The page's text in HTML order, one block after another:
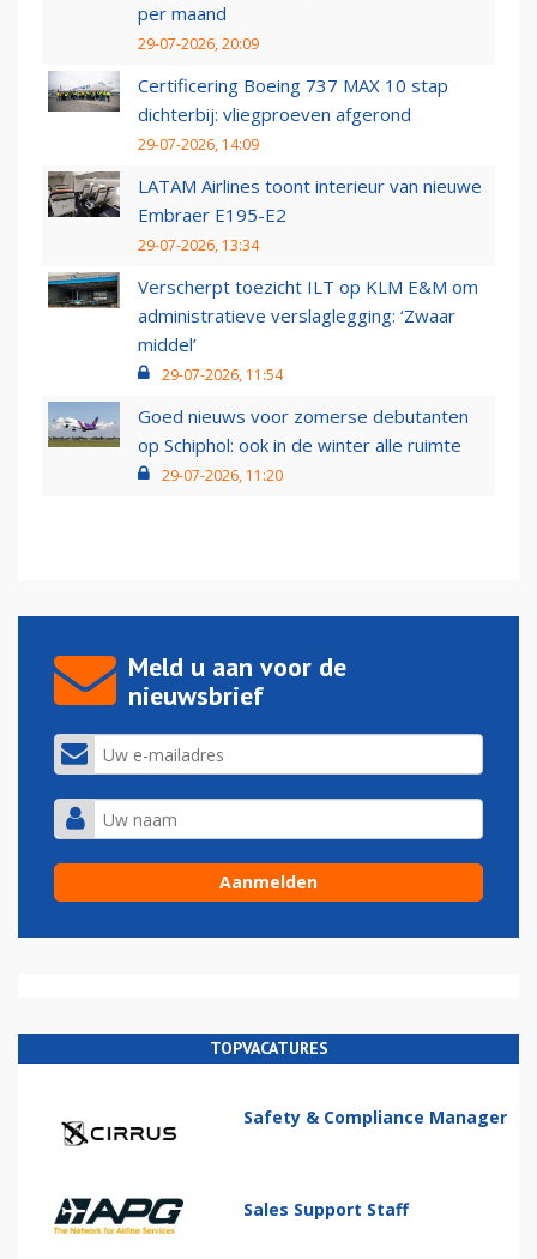
per maand
29-07-2026, 20:09
Certificering Boeing 737 MAX 10 stap
dichterbij: vliegproeven afgerond
29-07-2026, 14:09
LATAM Airlines toont interieur van nieuwe
Embraer E195-E2
29-07-2026, 13:34
Verscherpt toezicht ILT op KLM E&M om
administratieve verslaglegging: ‘Zwaar
middel’
29-07-2026, 11:54
Goed nieuws voor zomerse debutanten
op Schiphol: ook in de winter alle ruimte
29-07-2026, 11:20
Meld u aan voor de
nieuwsbrief
TOPVACATURES
Safety & Compliance Manager
Sales Support Staff